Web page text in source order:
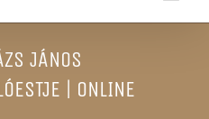
JÁNOS
| ONLINE